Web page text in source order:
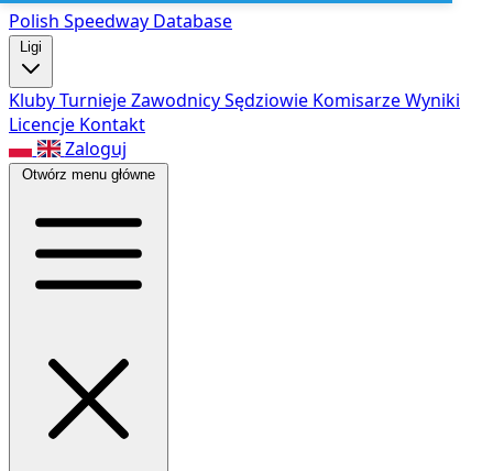
Polish Speedway Database
Ligi
KlubyTurniejeZawodnicySędziowie KomisarzeWyniki
Licencje Kontakt
Zaloguj
Otwórz menu główne